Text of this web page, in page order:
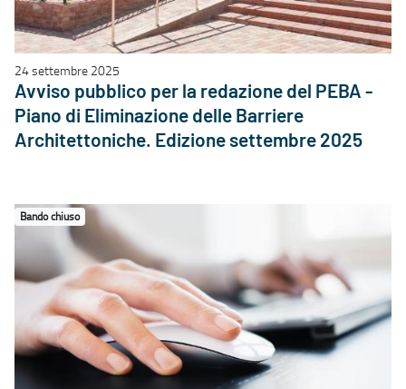
24 settembre 2025
Avviso pubblico per la redazione del PEBA -
Piano di Eliminazione delle Barriere
Architettoniche. Edizione settembre 2025
Bando chiuso